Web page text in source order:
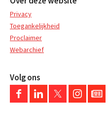
Privacy
Toegankelijkheid
Proclaimer
Webarchief
Volg ons